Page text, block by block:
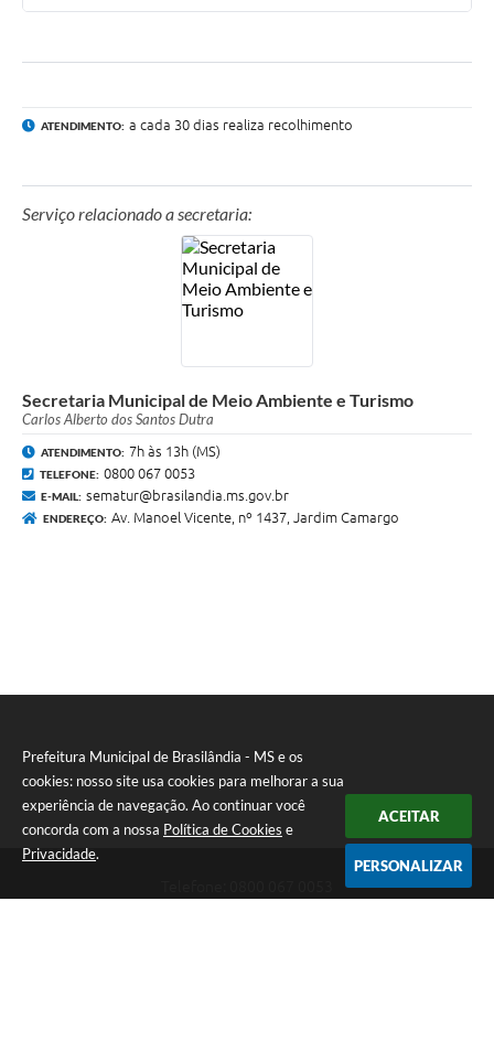
Prefeitura Municipal de Brasilândia - MS e os
cookies: nosso site usa cookies para melhorar a sua
experiência de navegação. Ao continuar você
concorda com a nossa Política de Cookies e
Privacidade.
ACEITAR
PERSONALIZAR
ATENDIMENTO: a cada 30 dias realiza recolhimento
Serviço relacionado a secretaria:
Secretaria Municipal de Meio Ambiente e Turismo
Carlos Alberto dos Santos Dutra
ATENDIMENTO: 7h às 13h (MS)
TELEFONE: 0800 067 0053
E-MAIL: sematur@brasilandia.ms.gov.br
ENDEREÇO: Av. Manoel Vicente, nº 1437, Jardim Camargo